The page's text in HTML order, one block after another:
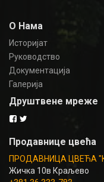
О Нама
Историјат
Руководство
Документација
Галерија
Друштвене мреже
Продавнице цвећа
ПРОДАВНИЦА ЦВЕЋА
Жичка 10в Краљево